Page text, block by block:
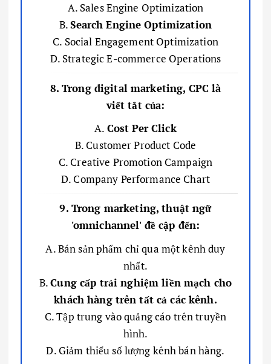
A. Sales Engine Optimization
B.Search Engine Optimization
C. Social Engagement Optimization
D. Strategic E-commerce Operations
8. Trong digital marketing, CPC là
viết tắt của:
A. Cost Per Click
B. Customer Product Code
C. Creative Promotion Campaign
D. Company Performance Chart
9. Trong marketing, thuật ngữ
'omnichannel' đề cập đến:
A. Bán sản phẩm chỉ qua một kênh duy
nhất.
B.Cung cấp trải nghiệm liền mạch cho
khách hàng trên tất cả các kênh.
C. Tập trung vào quảng cáo trên truyền
hình.
D. Giảm thiểu số lượng kênh bán hàng.